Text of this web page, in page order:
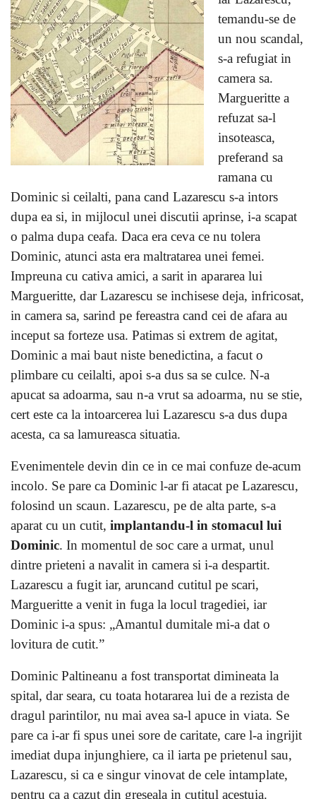
temandu-se de
un nou scandal,
s-a refugiat in
camera sa.
Margueritte a
refuzat sa-l
insoteasca,
preferand sa
ramana cu
Dominic si ceilalti, pana cand Lazarescu s-a intors
dupa ea si, in mijlocul unei discutii aprinse, i-a scapat
o palma dupa ceafa. Daca era ceva ce nu tolera
Dominic, atunci asta era maltratarea unei femei.
Impreuna cu cativa amici, a sarit in apararea lui
Margueritte, dar Lazarescu se inchisese deja, infricosat,
in camera sa, sarind pe fereastra cand cei de afara au
inceput sa forteze usa. Patimas si extrem de agitat,
Dominic a mai baut niste benedictina, a facut o
plimbare cu ceilalti, apoi s-a dus sa se culce. N-a
apucat sa adoarma, sau n-a vrut sa adoarma, nu se stie,
cert este ca la intoarcerea lui Lazarescu s-a dus dupa
acesta, ca sa lamureasca situatia.
Evenimentele devin din ce in ce mai confuze de-acum
incolo. Se pare ca Dominic l-ar fi atacat pe Lazarescu,
folosind un scaun. Lazarescu, pe de alta parte, s-a
aparat cu un cutit, implantandu-l in stomacul lui
Dominic. In momentul de soc care a urmat, unul
dintre prieteni a navalit in camera si i-a despartit.
Lazarescu a fugit iar, aruncand cutitul pe scari,
Margueritte a venit in fuga la locul tragediei, iar
Dominic i-a spus: „Amantul dumitale mi-a dat o
lovitura de cutit.”
Dominic Paltineanu a fost transportat dimineata la
spital, dar seara, cu toata hotararea lui de a rezista de
dragul parintilor, nu mai avea sa-l apuce in viata. Se
pare ca i-ar fi spus unei sore de caritate, care l-a ingrijit
imediat dupa injunghiere, ca il iarta pe prietenul sau,
Lazarescu, si ca e singur vinovat de cele intamplate,
pentru ca a cazut din greseala in cutitul acestuia.